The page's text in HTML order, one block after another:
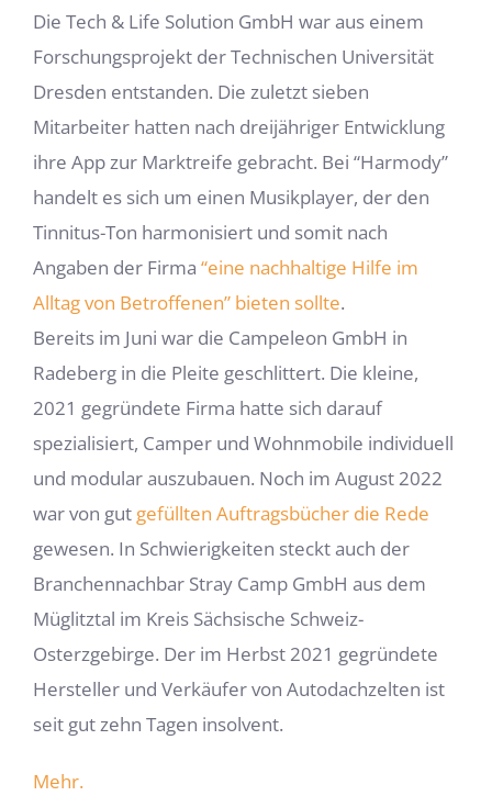
Die Tech & Life Solution GmbH war aus einem
Forschungsprojekt der Technischen Universität
Dresden entstanden. Die zuletzt sieben
Mitarbeiter hatten nach dreijähriger Entwicklung
ihre App zur Marktreife gebracht. Bei “Harmody”
handelt es sich um einen Musikplayer, der den
Tinnitus-Ton harmonisiert und somit nach
Angaben der Firma “eine nachhaltige Hilfe im
Alltag von Betroffenen” bieten sollte.
Bereits im Juni war die Campeleon GmbH in
Radeberg in die Pleite geschlittert. Die kleine,
2021 gegründete Firma hatte sich darauf
spezialisiert, Camper und Wohnmobile individuell
und modular auszubauen. Noch im August 2022
war von gut gefüllten Auftragsbücher die Rede
gewesen. In Schwierigkeiten steckt auch der
Branchennachbar Stray Camp GmbH aus dem
Müglitztal im Kreis Sächsische Schweiz-
Osterzgebirge. Der im Herbst 2021 gegründete
Hersteller und Verkäufer von Autodachzelten ist
seit gut zehn Tagen insolvent.
Mehr.